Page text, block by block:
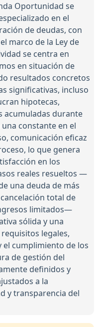
Oportunidad se
en el
de deudas, con
marco de la Ley de
se centra en
en situación de
resultados concretos
significativas, incluso
hipotecas,
acumuladas durante
constante en el
comunicación eficaz
lo que genera
en los
reales resueltos —
una deuda de más
total de
limitados—
sólida y una
legales,
el cumplimiento de los
de gestión del
definidos y
a la
y transparencia del